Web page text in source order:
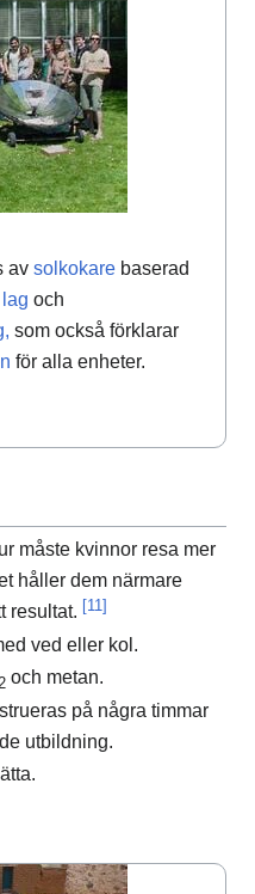
av solkokare baserad
och
som också förklarar
för alla enheter.
måste kvinnor resa mer
håller dem närmare
resultat. [11]
ved eller kol.
och metan.
på några timmar
utbildning.